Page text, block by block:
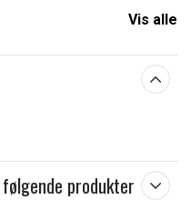
Vis alle
produkter